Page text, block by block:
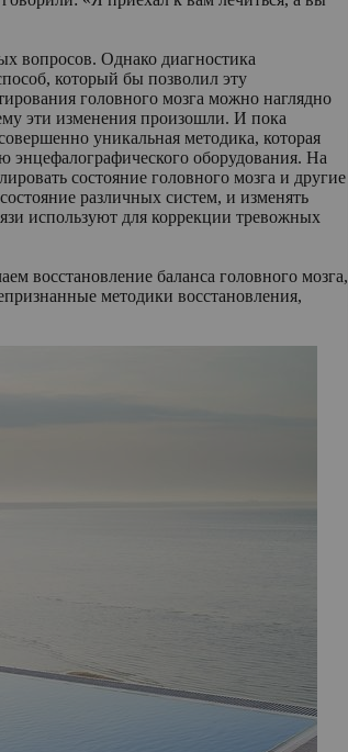
вопросов. Однако диагностика
который бы позволил эту
головного мозга можно наглядно
эти изменения произошли. И пока
уникальная методика, которая
оборудования. На
состояние головного мозга и другие
различных систем, и изменять
используют для коррекции тревожных
восстановление баланса головного мозга,
методики восстановления,